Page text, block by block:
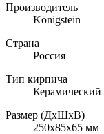
Производитель
Königstein
Страна
Россия
Тип кирпича
Керамический
Размер (ДхШхВ)
250х85х65 мм